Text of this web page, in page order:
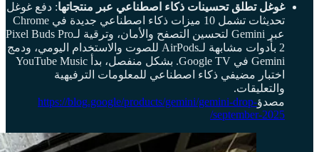
غوغل تطلق تحسينات ذكاء اصطناعي عبر منتجاتها: دفع غوغل
تحديثات تشمل 10 ميزات ذكاء اصطناعي جديدة في Chrome
عبر Gemini لتحسين التصفح والأمان، وترقية لـPixel Buds Pro
2 بأدوات مشابهة لـAirPods للصوت والاستخدام اليومي، ودمج
Gemini في Google TV. بشكل منفصل، بدأ YouTube Music
اختبار مضيفي ذكاء اصطناعي للمعلومات الترفيهية
والتعليقات.
مصدؤhttps://blog.google/products/gemini/gemini-drop-
september-2025/